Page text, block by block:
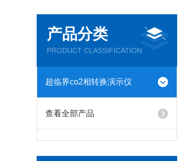
产品分类
PRODUCT CLASSIFICATION
超临界co2相转换演示仪
查看全部产品